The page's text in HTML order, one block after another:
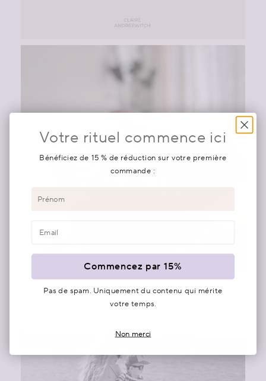
Votre rituel commence ici
Bénéficiez de 15 % de réduction sur votre première
commande :
Commencez par 15%
Pas de spam. Uniquement du contenu qui mérite
votre temps.
Non merci